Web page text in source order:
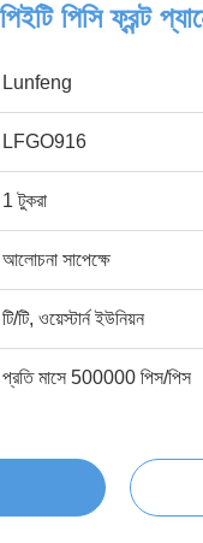
পিসি ফ্রন্ট
Lunfeng
LFGO916
1 টুকরা
আলোচনা সাপেক্ষে
টি/টি, ওয়েস্টার্ন ইউনিয়ন
প্রতি মাসে 500000 পিস/পিস